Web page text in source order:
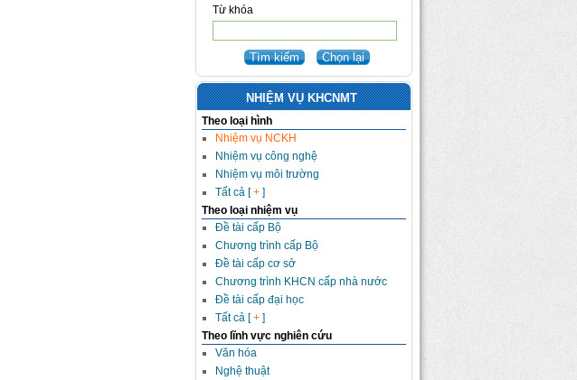
Từ khóa
NHIỆM VỤ KHCNMT
Theo loại hình
Nhiệm vụ NCKH
Nhiệm vụ công nghệ
Nhiệm vụ môi trường
Tất cả [+ ]
Theo loại nhiệm vụ
Đề tài cấp Bộ
Chương trình cấp Bộ
Đề tài cấp cơ sở
Chương trình KHCN cấp nhà nước
Đề tài cấp đại học
Tất cả [+ ]
Theo lĩnh vực nghiên cứu
Văn hóa
Nghệ thuật